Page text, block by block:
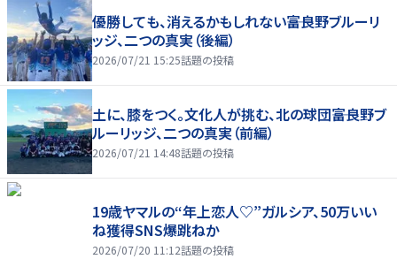
優勝しても、消えるかもしれない――富良野ブルーリ
ッジ、二つの真実（後編）
2026/07/21 15:25話題の投稿
土に、膝をつく。文化人が挑む、北の球団――富良野ブ
ルーリッジ、二つの真実（前編）
2026/07/21 14:48話題の投稿
19歳ヤマルの“年上恋人♡”ガルシア、50万いい
ね獲得SNS爆跳ねか
2026/07/20 11:12話題の投稿